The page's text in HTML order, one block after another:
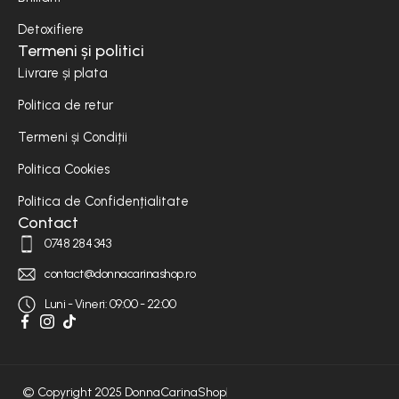
Detoxifiere
Termeni și politici
Livrare și plata
Politica de retur
Termeni și Condiții
Politica Cookies
Politica de Confidențialitate
Contact
0748 284 343
contact@donnacarinashop.ro
Luni - Vineri: 09:00 - 22:00
© Copyright 2025 DonnaCarinaShop